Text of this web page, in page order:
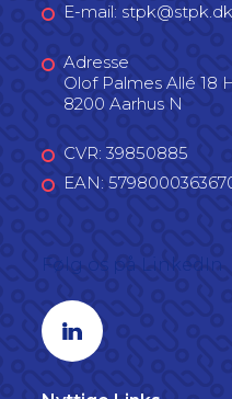
E-mail: stpk@stpk.dk
Adresse
Olof Palmes Allé 18
8200 Aarhus N
CVR: 39850885
EAN:
Linkedin profil